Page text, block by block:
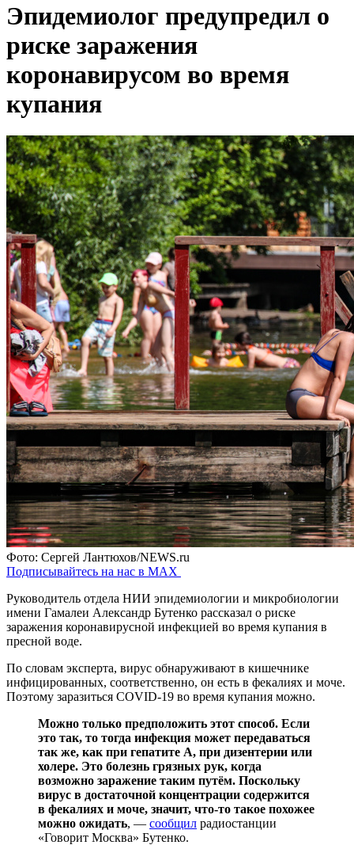
Эпидемиолог предупредил о
риске заражения
коронавирусом во время
купания
Фото: Сергей Лантюхов/NEWS.ru
Подписывайтесь на нас в MAX
Руководитель отдела НИИ эпидемиологии и микробиологии
имени Гамалеи Александр Бутенко рассказал о риске
заражения коронавирусной инфекцией во время купания в
пресной воде.
По словам эксперта, вирус обнаруживают в кишечнике
инфицированных, соответственно, он есть в фекалиях и моче.
Поэтому заразиться COVID-19 во время купания можно.
Можно только предположить этот способ. Если
это так, то тогда инфекция может передаваться
так же, как при гепатите А, при дизентерии или
холере. Это болезнь грязных рук, когда
возможно заражение таким путём. Поскольку
вирус в достаточной концентрации содержится
в фекалиях и моче, значит, что-то такое похожее
можно ожидать, — сообщил радиостанции
«Говорит Москва» Бутенко.